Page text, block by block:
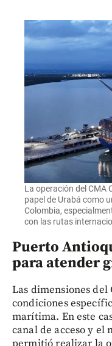
La operación del CMA
papel de Urabá como
Colombia,
con las rutas
Puerto
para atender
Las dimensiones del
condiciones
marítima. En este
canal de acceso y el